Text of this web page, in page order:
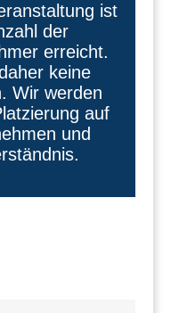
ist
der
erreicht.
keine
Wir werden
auf
und